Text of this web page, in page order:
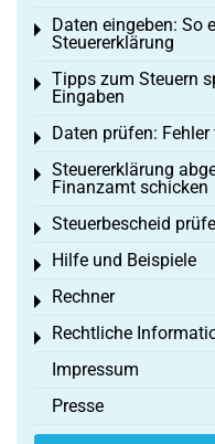
Daten eingeben: So
Steuererklärung
Toggle menu
Tipps zum Steuern
Eingaben
Toggle menu
Daten prüfen: Fehler
Toggle menu
Steuererklärung
Finanzamt schicken
Toggle menu
Steuerbescheid
Toggle menu
Hilfe und Beispiele
Toggle menu
Rechner
Toggle menu
Rechtliche
Toggle menu
Impressum
Presse